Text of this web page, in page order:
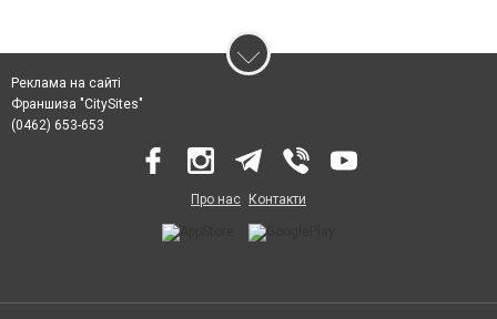
Реклама на сайті
Франшиза "CitySites"
(0462) 653-653
Про нас Контакти